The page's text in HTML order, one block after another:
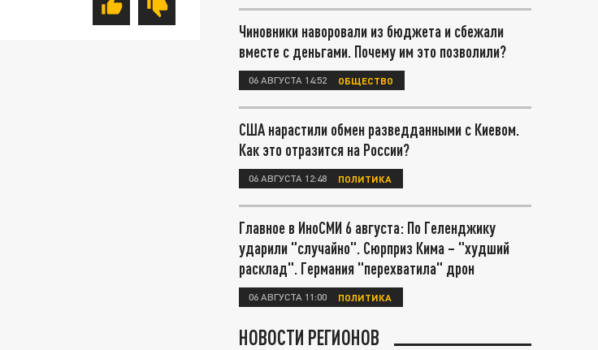
Чиновники наворовали из бюджета и сбежали
вместе с деньгами. Почему им это позволили?
06 АВГУСТА 14:52 ОБЩЕСТВО
США нарастили обмен разведданными с Киевом.
Как это отразится на России?
06 АВГУСТА 12:48 ПОЛИТИКА
Главное в ИноСМИ 6 августа: По Геленджику
ударили "случайно". Сюрприз Кима – "худший
расклад". Германия "перехватила" дрон
06 АВГУСТА 11:00 ПОЛИТИКА
НОВОСТИ РЕГИОНОВ